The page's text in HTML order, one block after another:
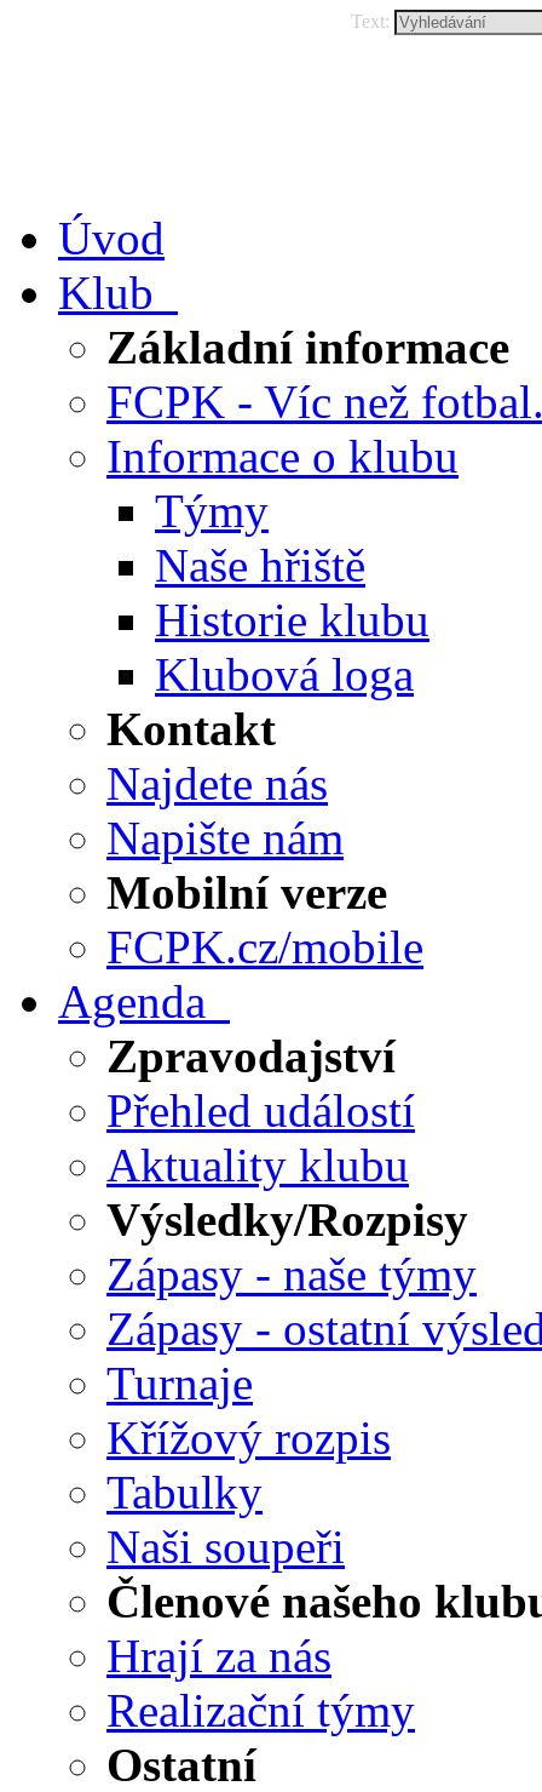
Text:
Úvod
Klub
Základní informace
FCPK - Víc než
Informace o klubu
Týmy
Naše hřiště
Historie klubu
Klubová loga
Kontakt
Najdete nás
Napište nám
Mobilní verze
FCPK.cz/mobile
Agenda
Zpravodajství
Přehled událostí
Aktuality klubu
Výsledky/Rozpisy
Zápasy - naše týmy
Zápasy - ostatní
Turnaje
Křížový rozpis
Tabulky
Naši soupeři
Členové našeho
Hrají za nás
Realizační týmy
Ostatní